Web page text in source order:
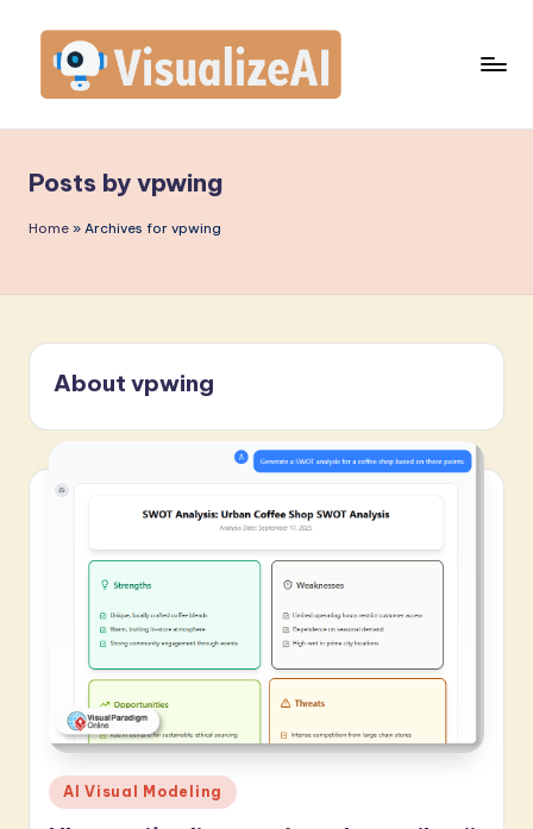
content
u
a
e
A
I
P
a
t
Posts by vpwing
Home » Archives for vpwing
About vpwing
Posted
in
AI Visual Modeling